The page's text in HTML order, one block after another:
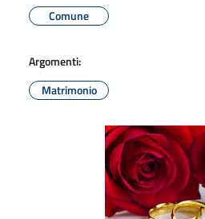
Comune
Argomenti:
Matrimonio